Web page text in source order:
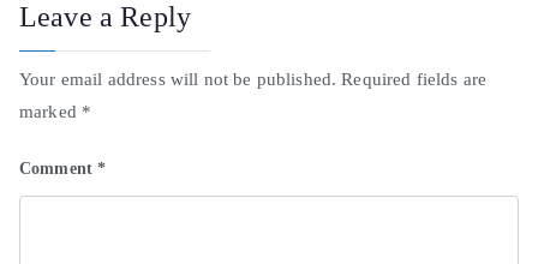
Leave a Reply
Your email address will not be published. Required fields are
marked *
Comment*